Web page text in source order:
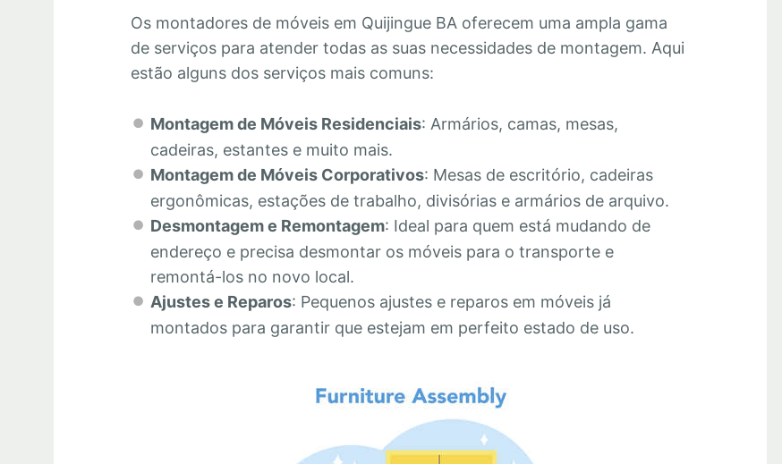
Os montadores de móveis em Quijingue BA oferecem uma ampla gama
de serviços para atender todas as suas necessidades de montagem. Aqui
estão alguns dos serviços mais comuns:
Montagem de Móveis Residenciais: Armários, camas, mesas,
cadeiras, estantes e muito mais.
Montagem de Móveis Corporativos: Mesas de escritório, cadeiras
ergonômicas, estações de trabalho, divisórias e armários de arquivo.
Desmontagem e Remontagem: Ideal para quem está mudando de
endereço e precisa desmontar os móveis para o transporte e
remontá-los no novo local.
Ajustes e Reparos: Pequenos ajustes e reparos em móveis já
montados para garantir que estejam em perfeito estado de uso.